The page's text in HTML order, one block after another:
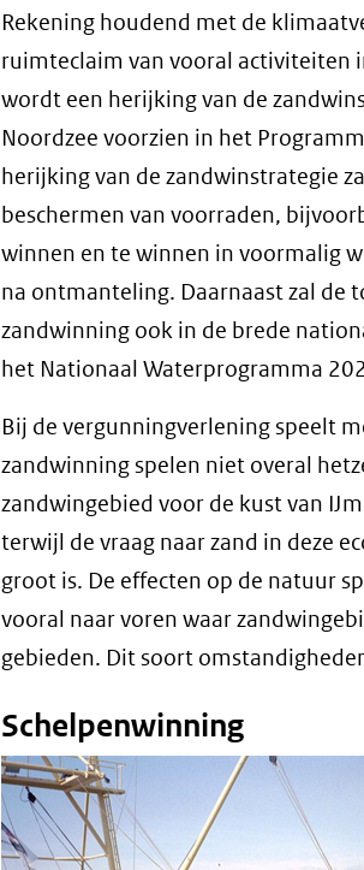
Rekening houdend met de
ruimteclaim van vooral activiteiten
wordt een herijking van de
Noordzee voorzien in het
herijking van de zandwinstrategie
beschermen van voorraden,
winnen en te winnen in voormalig
na ontmanteling. Daarnaast zal de
zandwinning ook in de brede
het Nationaal Waterprogramma
Bij de vergunningverlening speelt
zandwinning spelen niet overal
zandwingebied voor de kust van
terwijl de vraag naar zand in deze
groot is. De effecten op de natuur
vooral naar voren waar
gebieden. Dit soort
Schelpenwinning